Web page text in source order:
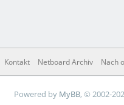
Kontakt Netboard Archiv Nach
Powered by MyBB, © 2002-